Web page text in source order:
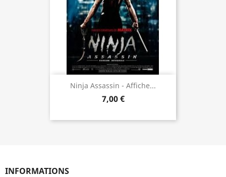
Ninja Assassin - Affiche...
7,00 €
INFORMATIONS